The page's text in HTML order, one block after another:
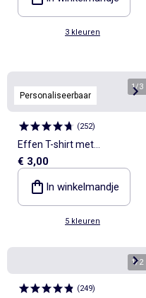
3 kleuren
Personaliseerbaar
1/3
(252)
Effen T-shirt met
aangerimpelde schouders
€ 3,00
In winkelmandje
5 kleuren
1/2
(249)